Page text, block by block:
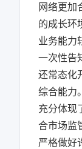
网络更加
的成长环
业务能力
一次性告
还常态化
综合能力
充分体现
合市场监
严格做好